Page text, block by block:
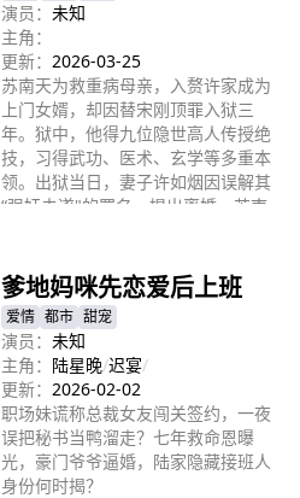
演员： 未知
主角：
更新： 2026-03-25
苏南天为救重病母亲，入赘许家成为
上门女婿，却因替宋刚顶罪入狱三
年。狱中，他得九位隐世高人传授绝
技，习得武功、医术、玄学等多重本
领。出狱当日，妻子许如烟因误解其
“强奸未遂"的罪名，提出离婚，苏南
爹地妈咪先恋爱后上班
爱情 都市 甜宠
演员： 未知
主角： 陆星晚/迟宴/
更新： 2026-02-02
职场妹谎称总裁女友闯关签约，一夜
误把秘书当鸭溜走？七年救命恩曝
光，豪门爷爷逼婚，陆家隐藏接班人
身份何时揭？